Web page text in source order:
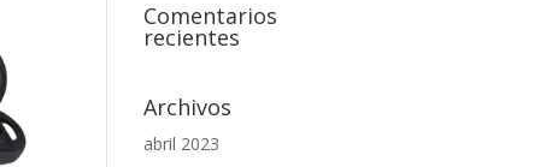
Comentarios
recientes
Archivos
abril 2023